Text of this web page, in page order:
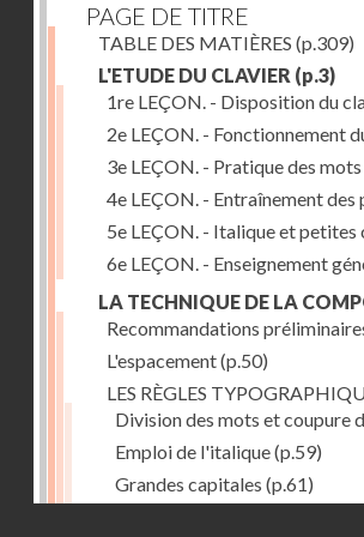
PAGE DE TITRE
TABLE DES MATIÈRES (p.309)
L'ETUDE DU CLAVIER (p.3)
1re LEÇON. - Disposition du
2e LEÇON. - Fonctionnement
3e LEÇON. - Pratique des mots
4e LEÇON. - Entraînement des
5e LEÇON. - Italique et petites
6e LEÇON. - Enseignement
LA TECHNIQUE DE LA
Recommandations
L'espacement(p.50)
LES RÈGLES
Division des mots et coupure
Emploi de l'italique(p.59)
Grandes capitales (p.61)